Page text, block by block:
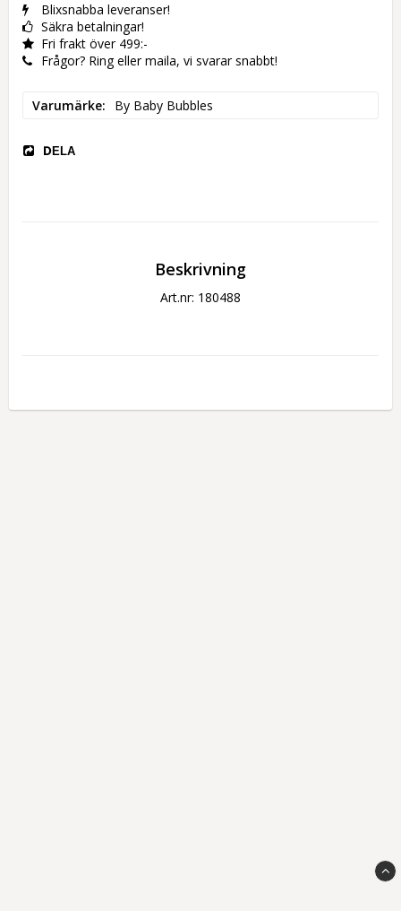
Blixsnabba leveranser!
Säkra betalningar!
Fri frakt över 499:-
Frågor? Ring eller maila, vi svarar snabbt!
Varumärke By Baby Bubbles
DELA
Beskrivning
Art.nr: 180488